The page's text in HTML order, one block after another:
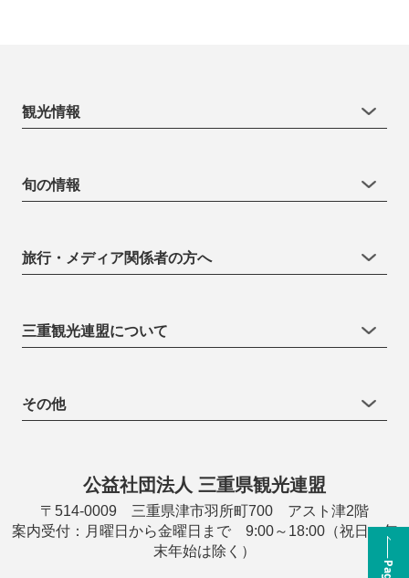
観光情報
旬の情報
旅行・メディア関係者の方へ
三重観光連盟について
その他
公益社団法人 三重県観光連盟
〒514-0009 三重県津市羽所町700 アスト津2階
案内受付：月曜日から金曜日まで 9:00～18:00（祝日・年
末年始は除く）